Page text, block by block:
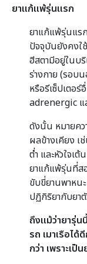
ยาแก้แพ้รุ่นแรก
ยาแก้แพ้รุ่นแร
ปัจจุบันยังคงใ
ฮีสตามีอยู่ในบ
ร่างกาย (รอบ
หรือรีเซ็ปเตอ
adrenergic
ดังนั้น หมายคว
ผลข้างเคียง เ
ต่ำ และหัวใจเ
ยาแก้แพ้รุ่นที่ส
ขับขี่ยานพาหน
ปฏิกิริยากับยา
ถึงแม้ว่ายารุ่น
รถ เมาเรือได้
กว่า เพราะเ